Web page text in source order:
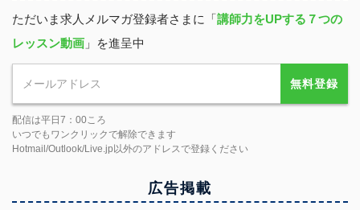
ただいま求人メルマガ登録者さまに「講師力をUPする７つの
レッスン動画 」を進呈中
無料登録
配信は平日7：00ころ
いつでもワンクリックで解除できます
Hotmail/Outlook/Live.jp以外のアドレスで登録ください
広告掲載